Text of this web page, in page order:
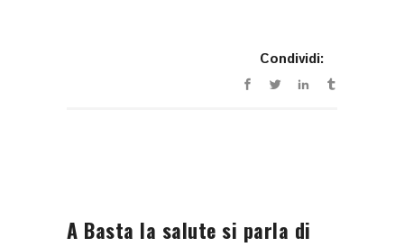
Condividi:
A Basta la salute si parla di